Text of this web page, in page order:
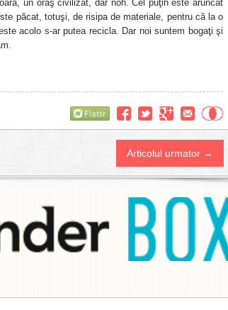
un oraş civilizat, dar noh. Cel puţin este aruncat
păcat, totuşi, de risipa de materiale, pentru că la o
acolo s-ar putea recicla. Dar noi suntem bogaţi şi
Articolul urmator →